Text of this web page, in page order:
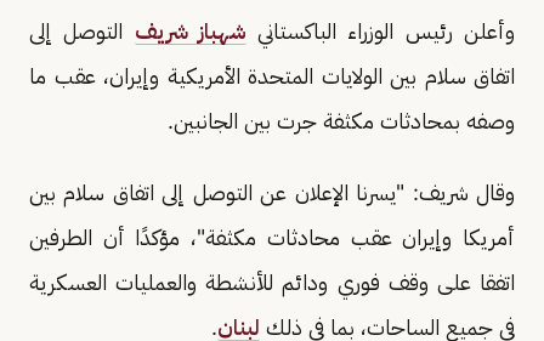
وأعلن رئيس الوزراء الباكستاني شهباز شريف التوصل إلى
اتفاق سلام بين الولايات المتحدة الأمريكية وإيران، عقب ما
وصفه بمحادثات مكثفة جرت بين الجانبين.
وقال شريف: "يسرنا الإعلان عن التوصل إلى اتفاق سلام بين
أمريكا وإيران عقب محادثات مكثفة"، مؤكدًا أن الطرفين
اتفقا على وقف فوري ودائم للأنشطة والعمليات العسكرية
في جميع الساحات، بما في ذلك لبنان.